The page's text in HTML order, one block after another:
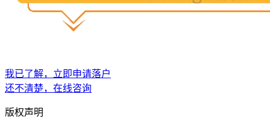
我已了解，立即申请落户
还不清楚，在线咨询
版权声明